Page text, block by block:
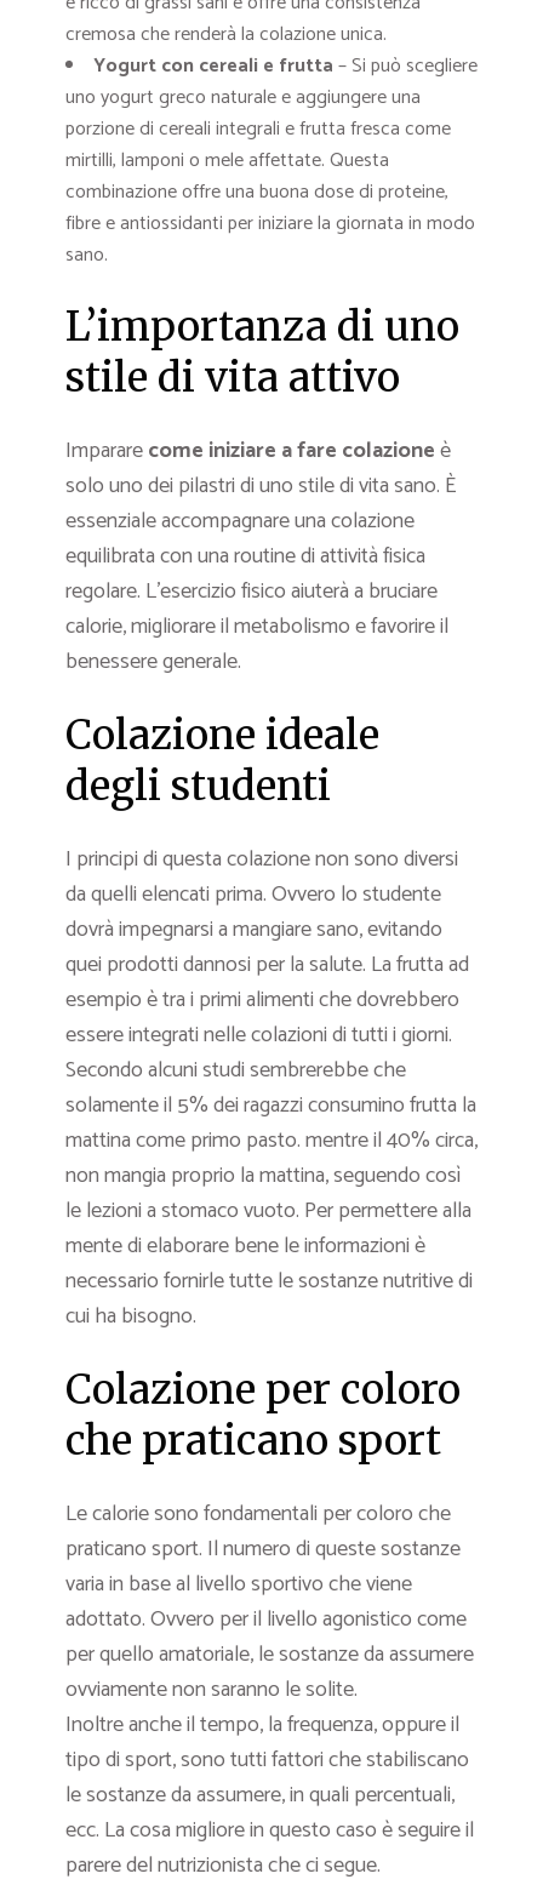
cremosa che renderà la colazione unica.
Yogurt con cereali e frutta– Si può scegliere
uno yogurt greco naturale e aggiungere una
porzione di cereali integrali e frutta fresca come
mirtilli, lamponi o mele affettate. Questa
combinazione offre una buona dose di proteine,
fibre e antiossidanti per iniziare la giornata in modo
sano.
L’importanza di uno
stile di vita attivo
Impararecome iniziare a fare colazioneè
solo uno dei pilastri di uno stile di vita sano. È
essenziale accompagnare una colazione
equilibrata con una routine di attività fisica
regolare. L’esercizio fisico aiuterà a bruciare
calorie, migliorare il metabolismo e favorire il
benessere generale.
Colazione ideale
degli studenti
I principi di questa colazione non sono diversi
da quelli elencati prima. Ovvero lo studente
dovrà impegnarsi a mangiare sano, evitando
quei prodotti dannosi per la salute. La frutta ad
esempio è tra i primi alimenti che dovrebbero
essere integrati nelle colazioni di tutti i giorni.
Secondo alcuni studi sembrerebbe che
solamente il 5% dei ragazzi consumino frutta la
mattina come primo pasto. mentre il 40% circa,
non mangia proprio la mattina, seguendo così
le lezioni a stomaco vuoto. Per permettere alla
mente di elaborare bene le informazioni è
necessario fornirle tutte le sostanze nutritive di
cui ha bisogno.
Colazione per coloro
che praticano sport
Le calorie sono fondamentali per coloro che
praticano sport. Il numero di queste sostanze
varia in base al livello sportivo che viene
adottato. Ovvero per il livello agonistico come
per quello amatoriale, le sostanze da assumere
ovviamente non saranno le solite.
Inoltre anche il tempo, la frequenza, oppure il
tipo di sport, sono tutti fattori che stabiliscano
le sostanze da assumere, in quali percentuali,
ecc. La cosa migliore in questo caso è seguire il
parere del nutrizionista che ci segue.